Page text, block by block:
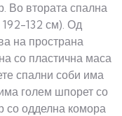
Во втората спална
132 см). Од
на пространа
со пластична маса
спални соби има
голем шпорет со
со одделна комора